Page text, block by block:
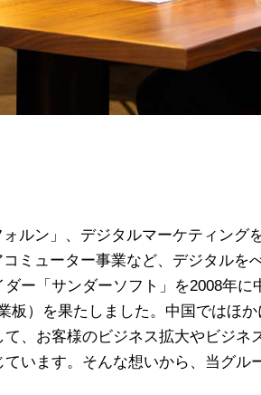
ン」、デジタルマーケティング
ミューター事業など、デジタルを
ー「サンダーソフト」を2008年に
）を果たしました。中国ではほ
、お客様のビジネス拡大やビジネ
います。そんな想いから、当グル